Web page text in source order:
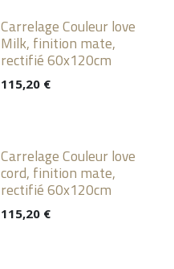
Carrelage Couleur love
Milk, finition mate,
rectifié 60x120cm
115,20€
Carrelage Couleur love
cord, finition mate,
rectifié 60x120cm
115,20€